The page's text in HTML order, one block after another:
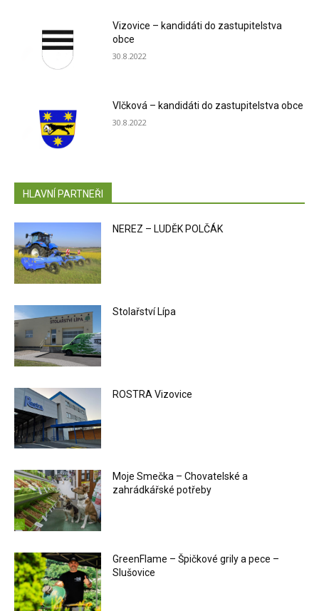
Vizovice – kandidáti do zastupitelstva
obce
30.8.2022
Vlčková – kandidáti do zastupitelstva obce
30.8.2022
HLAVNÍ PARTNEŘI
NEREZ – LUDĚK POLČÁK
Stolařství Lípa
ROSTRA Vizovice
Moje Smečka – Chovatelské a
zahrádkářské potřeby
GreenFlame – Špičkové grily a pece –
Slušovice